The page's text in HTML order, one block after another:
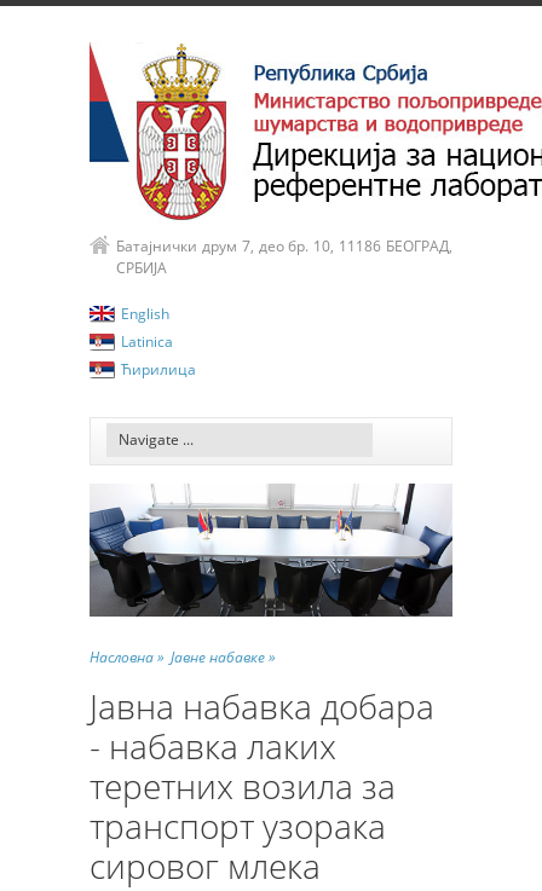
Батајнички друм 7, део бр. 10, 11186 БЕОГРАД,
СРБИЈА
English
Latinica
Ћирилица
Насловна » Јавне набавке »
Јавна набавка добара
- набавка лаких
теретних возила за
транспорт узорака
сировог млека